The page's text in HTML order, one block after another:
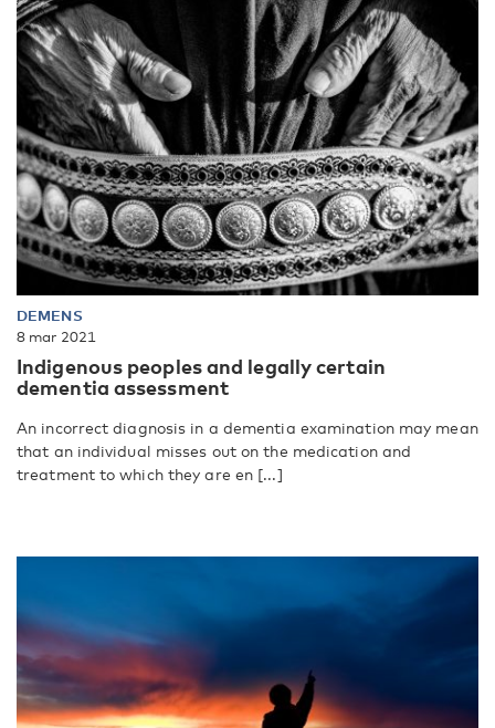
DEMENS
8 mar 2021
Indigenous peoples and legally certain
dementia assessment
An incorrect diagnosis in a dementia examination may mean
that an individual misses out on the medication and
treatment to which they are en [...]